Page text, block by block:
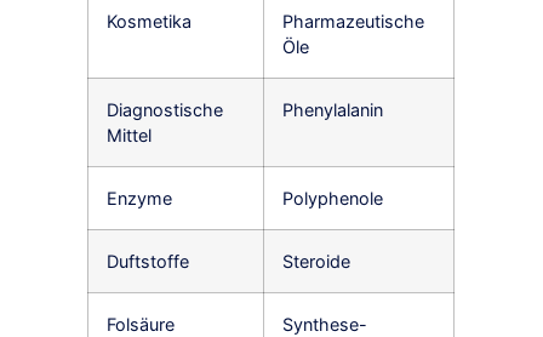
Kosmetika
Pharmazeutische
Öle
Diagnostische
Mittel
Phenylalanin
Enzyme Polyphenole
Duftstoffe Steroide
Folsäure
Synthese-